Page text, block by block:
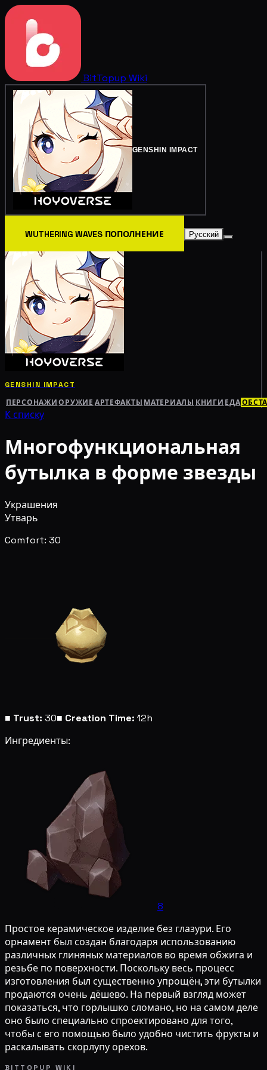
BitTopup Wiki
GENSHIN IMPACT
WUTHERING WAVES ПОПОЛНЕНИЕ Русский
GENSHIN IMPACT
ПЕРСОНАЖИ ОРУЖИЕ АРТЕФАКТЫ МАТЕРИАЛЫ КНИГИ ЕДА
К списку
Многофункциональная
бутылка в форме звезды
Украшения
Утварь
Comfort: 30
■ Trust: 30■ Creation Time: 12h
Ингредиенты:
8
Простое керамическое изделие без глазури. Его
орнамент был создан благодаря использованию
различных глиняных материалов во время обжига и
резьбе по поверхности. Поскольку весь процесс
изготовления был существенно упрощён, эти бутылки
продаются очень дёшево. На первый взгляд может
показаться, что горлышко сломано, но на самом деле
оно было специально спроектировано для того,
чтобы с его помощью было удобно чистить фрукты и
раскалывать скорлупу орехов.
BITTOPUP WIKI